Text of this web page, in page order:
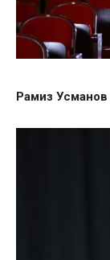
Рамиз Усманов